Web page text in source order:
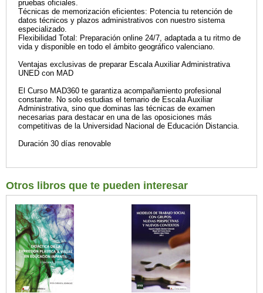
pruebas oficiales.
Técnicas de memorización eficientes: Potencia tu retención de
datos técnicos y plazos administrativos con nuestro sistema
especializado.
Flexibilidad Total: Preparación online 24/7, adaptada a tu ritmo de
vida y disponible en todo el ámbito geográfico valenciano.
Ventajas exclusivas de preparar Escala Auxiliar Administrativa
UNED con MAD
El Curso MAD360 te garantiza acompañamiento profesional
constante. No solo estudias el temario de Escala Auxiliar
Administrativa, sino que dominas las técnicas de examen
necesarias para destacar en una de las oposiciones más
competitivas de la Universidad Nacional de Educación Distancia.
Duración 30 días renovable
Otros libros que te pueden interesar